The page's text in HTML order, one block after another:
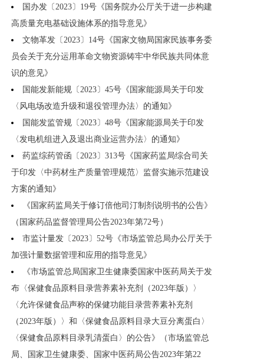
国办发〔2023〕19号《国务院办公厅关于进一步构建
高质量充电基础设施体系的指导意见》
文物革发〔2023〕14号《国家文物局国家民族事务委
员会关于充分运用革命文物资源铸牢中华民族共同体意
识的意见》
国能发新能规〔2023〕45号《国家能源局关于印发
〈风电场改造升级和退役管理办法〉的通知》
国能发监管规〔2023〕48号《国家能源局关于印发
〈发电机组进入及退出商业运营办法〉的通知》
药监综药管函〔2023〕313号《国家药监局综合司关
于印发〈中药材生产质量管理规范〉监督实施示范建设
方案的通知》
《国家药监局关于修订倍他司汀制剂说明书的公告》
（国家药品监督管理局公告2023年第72号）
市监计量发〔2023〕52号《市场监管总局办公厅关于
加强计量数据管理和应用的指导意见》
《市场监管总局国家卫生健康委国家中医药局关于发
布〈保健食品原料目录营养素补充剂（2023年版）〉
〈允许保健食品声称的保健功能目录营养素补充剂
（2023年版）〉和〈保健食品原料目录大豆分离蛋白〉
〈保健食品原料目录乳清蛋白〉的公告》（市场监管总
局、国家卫生健康委、国家中医药局公告2023年第22